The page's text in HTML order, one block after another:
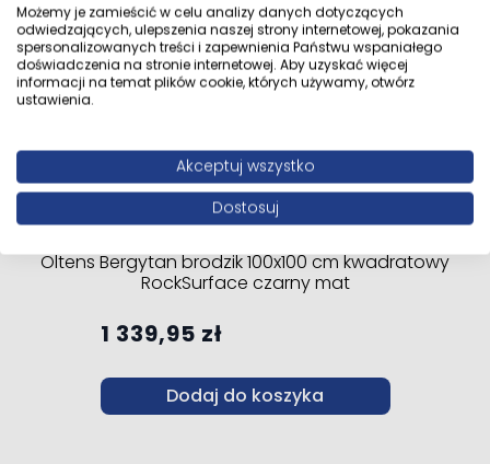
1 299,95 zł
Dodaj do koszyka
Dostępny tylko online
Oltens Bergytan brodzik 100x100 cm kwadratowy
RockSurface czarny mat
1 339,95 zł
Dodaj do koszyka
Możemy je zamieścić w celu analizy danych dotyczących
odwiedzających, ulepszenia naszej strony internetowej, pokazania
spersonalizowanych treści i zapewnienia Państwu wspaniałego
doświadczenia na stronie internetowej. Aby uzyskać więcej
informacji na temat plików cookie, których używamy, otwórz
ustawienia.
Akceptuj wszystko
Dostosuj